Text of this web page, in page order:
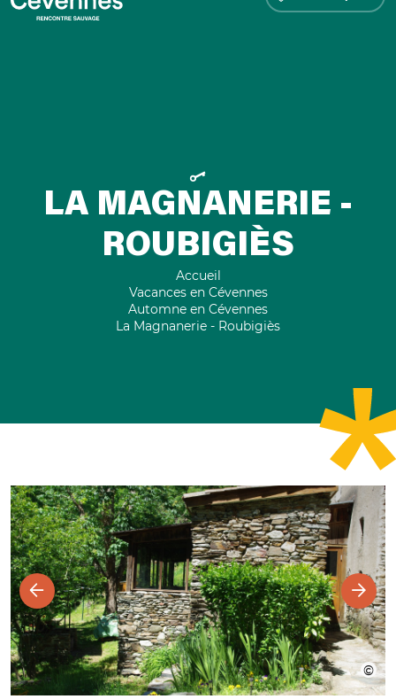
LA MAGNANERIE -
ROUBIGIÈS
Accueil
Vacances en Cévennes
Automne en Cévennes
La Magnanerie - Roubigiès